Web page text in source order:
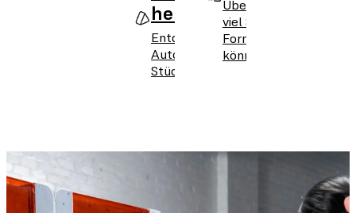
herunterladen
Entdecken Sie, wie
Automatisierung Ihre
Stückkosten senkt.
Überprüfen Sie, wie
viel Sie mit dem
Form Auto sparen
können.